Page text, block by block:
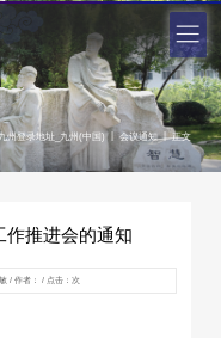
州登录地址_九州(中国) 会议通知 | 正文
作推进会的通知
/ 作者： / 点击： 次